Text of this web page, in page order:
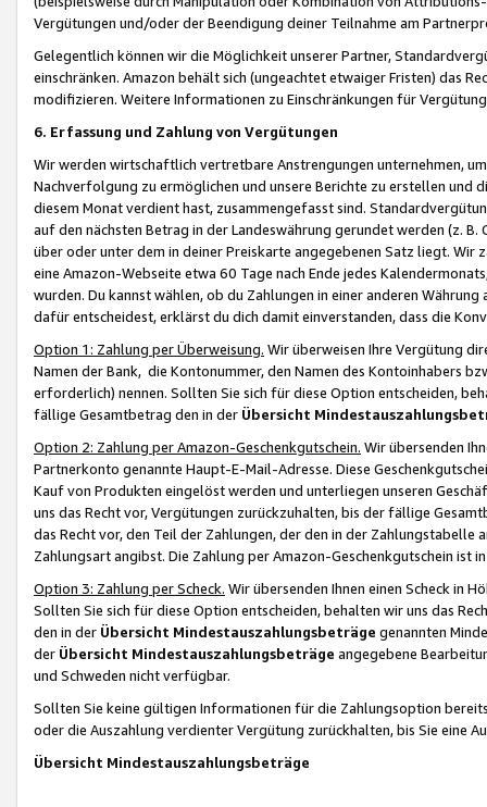
Vergütungen und/oder der Beendigung deiner Teilnahme am
Gelegentlich können wir die Möglichkeit unserer Partner,
einschränken. Amazon behält sich (ungeachtet etwaiger Fristen) das
modifizieren. Weitere Informationen zu Einschränkungen für
6. Erfassung und Zahlung von Vergütungen
Wir werden wirtschaftlich vertretbare Anstrengungen unternehmen,
Nachverfolgung zu ermöglichen und unsere Berichte zu erstellen und
diesem Monat verdient hast, zusammengefasst sind.
auf den nächsten Betrag in der Landeswährung gerundet werden (z.
über oder unter dem in deiner Preiskarte angegebenen Satz liegt.
eine Amazon-Webseite etwa 60 Tage nach Ende jedes
wurden. Du kannst wählen, ob du Zahlungen in einer anderen
dafür entscheidest, erklärst du dich damit einverstanden, dass die
Option 1: Zahlung per Überweisung. Wir überweisen Ihre Vergütung
Namen der Bank, die Kontonummer, den Namen des Kontoinhabers
erforderlich) nennen. Sollten Sie sich für diese Option entscheiden,
fällige Gesamtbetrag den in der Übersicht
Option 2: Zahlung per Amazon-Geschenkgutschein. Wir übersenden
Partnerkonto genannte Haupt-E-Mail-Adresse. Diese
Kauf von Produkten eingelöst werden und unterliegen unseren
uns das Recht vor, Vergütungen zurückzuhalten, bis der fällige
das Recht vor, den Teil der Zahlungen, der den in der
Zahlungsart angibst. Die Zahlung per Amazon-Geschenkgutschein ist
Option 3: Zahlung per Scheck. Wir übersenden Ihnen einen Scheck in
Sollten Sie sich für diese Option entscheiden, behalten wir uns das
den in der Übersicht Mindestauszahlungsbeträge genannten
der Übersicht Mindestauszahlungsbeträge angegebene
und Schweden nicht verfügbar.
Sollten Sie keine gültigen Informationen für die Zahlungsoption
oder die Auszahlung verdienter Vergütung zurückhalten, bis Sie
Übersicht Mindestauszahlungsbeträge